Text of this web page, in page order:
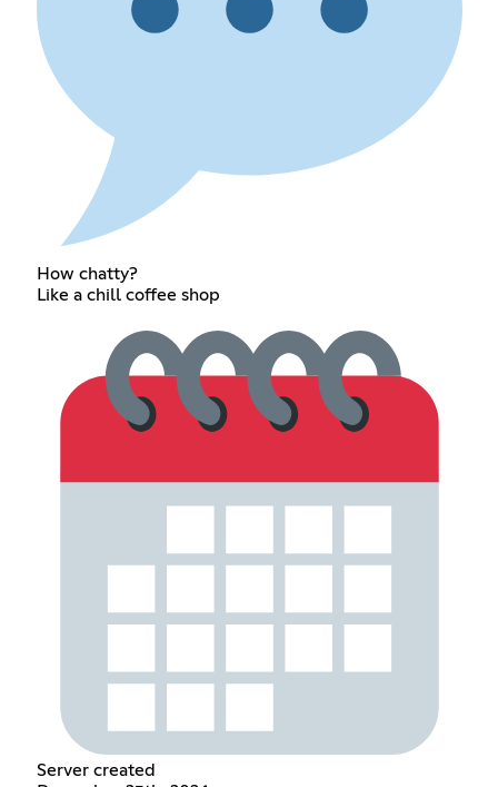
How chatty?
Like a chill coffee shop
Server created